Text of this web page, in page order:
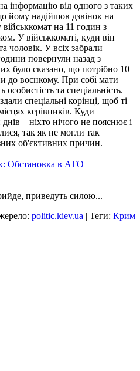
інформацію від одного з таких
йому надійшов дзвінок на
на 11 годин з
У військкоматі, куди він
чоловік. У всіх забрали
повернули назад з
було сказано, що потрібно 10
до воєнкому. При собі мати
та спеціальність.
спеціальні корінці, щоб ті
керівників. Куди
днів – ніхто нічого не пояснює і
так як не могли так
об'єктивних причин.
Обстановка в АТО
приведуть силою...
politic.kiev.ua | Теги: Крим